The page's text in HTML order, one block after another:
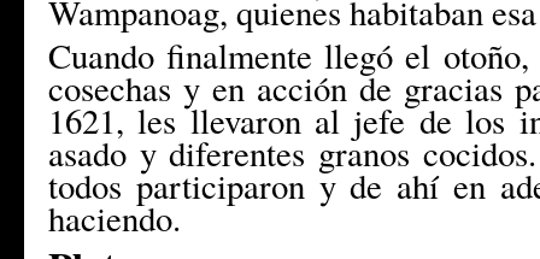
Wampanoag, quienes habitaban
Cuando finalmente llegó el
cosechas y en acción de gracias
1621, les llevaron al jefe de los
asado y diferentes granos
todos participaron y de ahí en
haciendo.